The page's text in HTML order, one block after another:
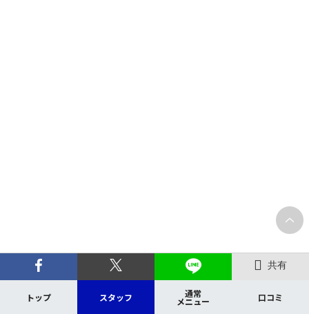
共有
トップ スタッフ 通常
メニュー 口コミ